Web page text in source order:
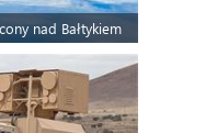
nad Bałtykiem